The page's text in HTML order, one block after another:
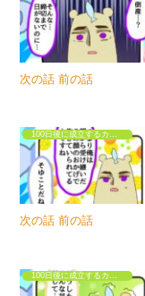
次の話 前の話
次の話 前の話
100日後に成立するカップル